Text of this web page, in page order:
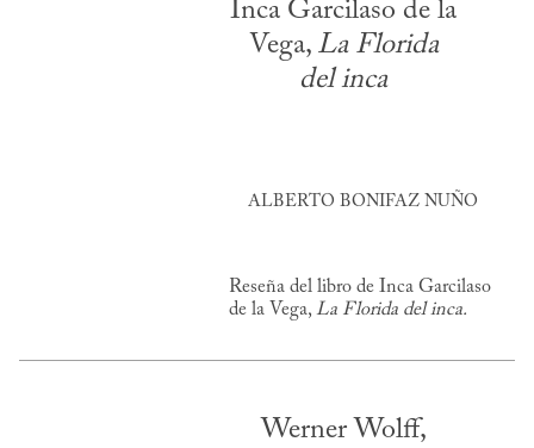
Inca Garcilaso de la
Vega, La Florida
del inca
ALBERTO BONIFAZ NUÑO
Reseña del libro de Inca Garcilaso
de la Vega, La Florida del inca.
Werner Wolff,